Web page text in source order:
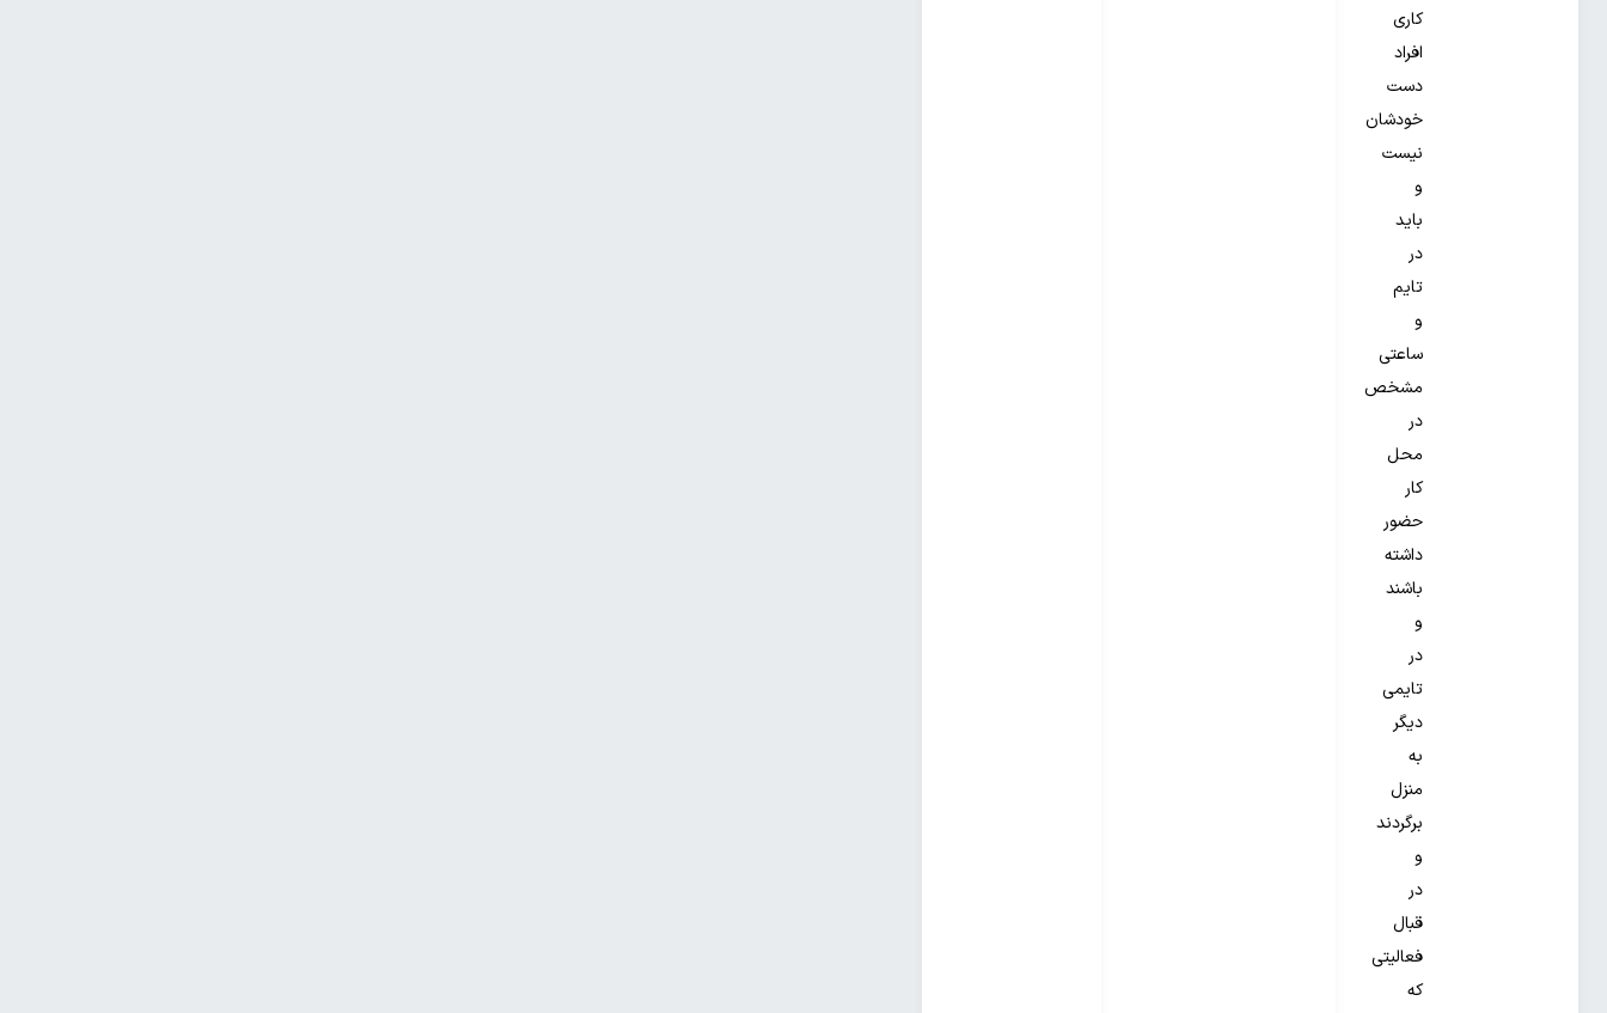
کاری
افراد
دست
خودشان
نیست
و
باید
در
تایم
و
ساعتی
مشخص
در
محل
کار
حضور
داشته
باشند
و
در
تایمی
دیگر
به
منزل
برگردند
و
در
قبال
فعالیتی
که